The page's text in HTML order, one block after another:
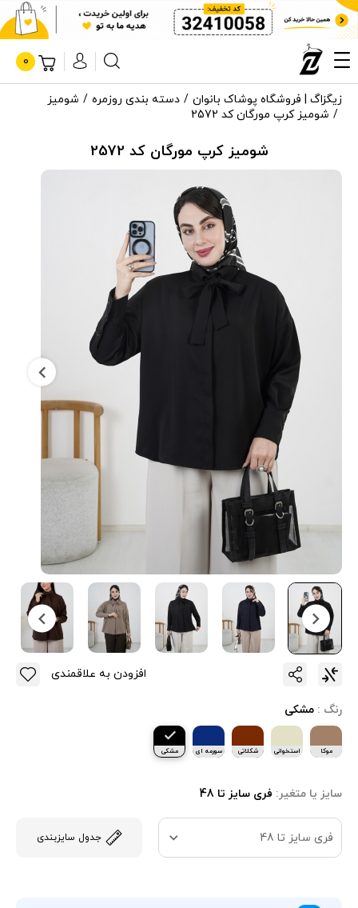
0
زیگزاگ | فروشگاه پوشاک بانوان دسته بندی روزمره
شومیز
شومیز کرپ مورگان کد 2572
رنگ : مشکی
موکا استخوانی شکلاتی سورمه ای مشکی
سایز یا متغیر: فری سایز تا 48
فری سایز تا 48 جدول سایزبندی
شومیز کرپ مورگان کد 2572
افزودن به علاقمندی